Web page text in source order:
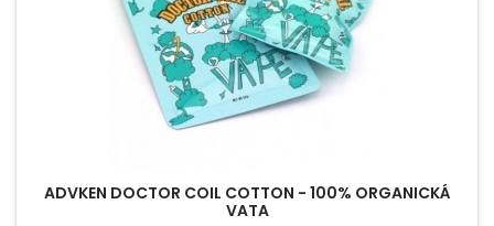
ADVKEN DOCTOR COIL COTTON - 100% ORGANICKÁ
VATA